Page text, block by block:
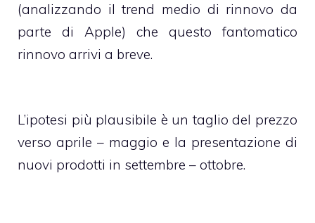
(analizzando il trend medio di rinnovo da
parte di Apple) che questo fantomatico
rinnovo arrivi a breve.
L’ipotesi più plausibile è un taglio del prezzo
verso aprile – maggio e la presentazione di
nuovi prodotti in settembre – ottobre.